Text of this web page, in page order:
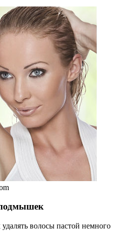
волосы пастой немного